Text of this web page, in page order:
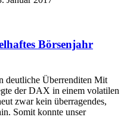
Börsenjahr
deutliche Überrenditen Mit
der DAX in einem volatilen
zwar kein überragendes,
Somit konnte unser